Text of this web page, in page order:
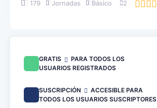
179 Jornadas Básico 2
GRATIS
PARA TODOS LOS
USUARIOS REGISTRADOS
SUSCRIPCIÓN
ACCESIBLE PARA
TODOS LOS USUARIOS SUSCRIPTORES